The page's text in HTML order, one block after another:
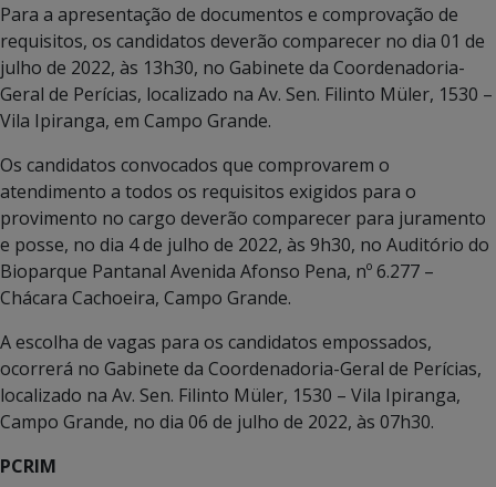
Para a apresentação de documentos e comprovação de
requisitos, os candidatos deverão comparecer no dia 01 de
julho de 2022, às 13h30, no Gabinete da Coordenadoria-
Geral de Perícias, localizado na Av. Sen. Filinto Müler, 1530 –
Vila Ipiranga, em Campo Grande.
Os candidatos convocados que comprovarem o
atendimento a todos os requisitos exigidos para o
provimento no cargo deverão comparecer para juramento
e posse, no dia 4 de julho de 2022, às 9h30, no Auditório do
Bioparque Pantanal Avenida Afonso Pena, nº 6.277 –
Chácara Cachoeira, Campo Grande.
A escolha de vagas para os candidatos empossados,
ocorrerá no Gabinete da Coordenadoria-Geral de Perícias,
localizado na Av. Sen. Filinto Müler, 1530 – Vila Ipiranga,
Campo Grande, no dia 06 de julho de 2022, às 07h30.
PCRIM